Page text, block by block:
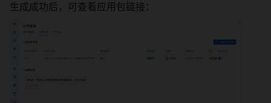
生成成功后，可查看应用包链接：